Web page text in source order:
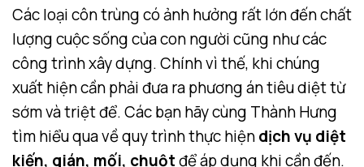
Các loại côn trùng có ảnh hưởng rất lớn đến chất
lượng cuộc sống của con người cũng như các
công trình xây dựng. Chính vì thế, khi chúng
xuất hiện cần phải đưa ra phương án tiêu diệt từ
sớm và triệt để. Các bạn hãy cùng Thành Hưng
tìm hiểu qua về quy trình thực hiệndịch vụ diệt
kiến, gián, mối, chuộtđể áp dụng khi cần đến.